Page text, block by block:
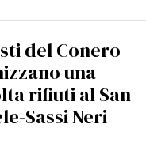
del Conero
una
rifiuti al San
Sassi Neri